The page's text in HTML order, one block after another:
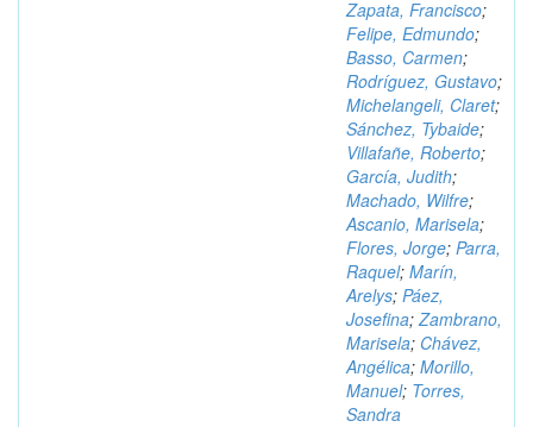
Zapata, Francisco;
Felipe, Edmundo;
Basso, Carmen;
Rodríguez, Gustavo;
Michelangeli, Claret;
Sánchez, Tybaide;
Villafañe, Roberto;
García, Judith;
Machado, Wilfre;
Ascanio, Marisela;
Flores, Jorge; Parra,
Raquel; Marín,
Arelys; Páez,
Josefina;Zambrano,
Marisela; Chávez,
Angélica; Morillo,
Manuel; Torres,
Sandra